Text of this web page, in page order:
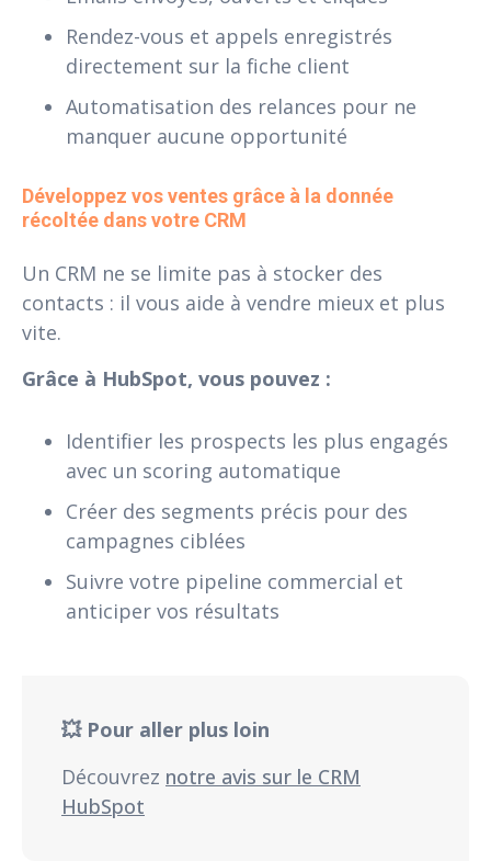
Rendez-vous et appels enregistrés
directement sur la fiche client
Automatisation des relances pour ne
manquer aucune opportunité
Développez vos ventes grâce à la donnée
récoltée dans votre CRM
Un CRM ne se limite pas à stocker des
contacts : il vous aide à vendre mieux et plus
vite.
Grâce à HubSpot, vous pouvez :
Identifier les prospects les plus engagés
avec un scoring automatique
Créer des segments précis pour des
campagnes ciblées
Suivre votre pipeline commercial et
anticiper vos résultats
💥 Pour aller plus loin
Découvrez notre avis sur le CRM
HubSpot